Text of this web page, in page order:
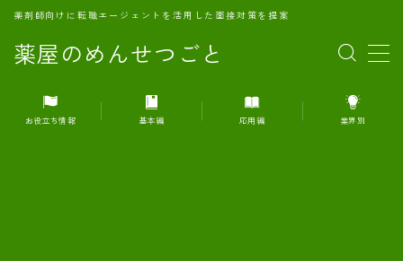
薬屋のめんせつごと
薬剤師向けに転職エージェントを活用した面接対策を提案
MENU
1.転職エージェントとは何か？
お役立ち情報 基本編 応用編 業界別